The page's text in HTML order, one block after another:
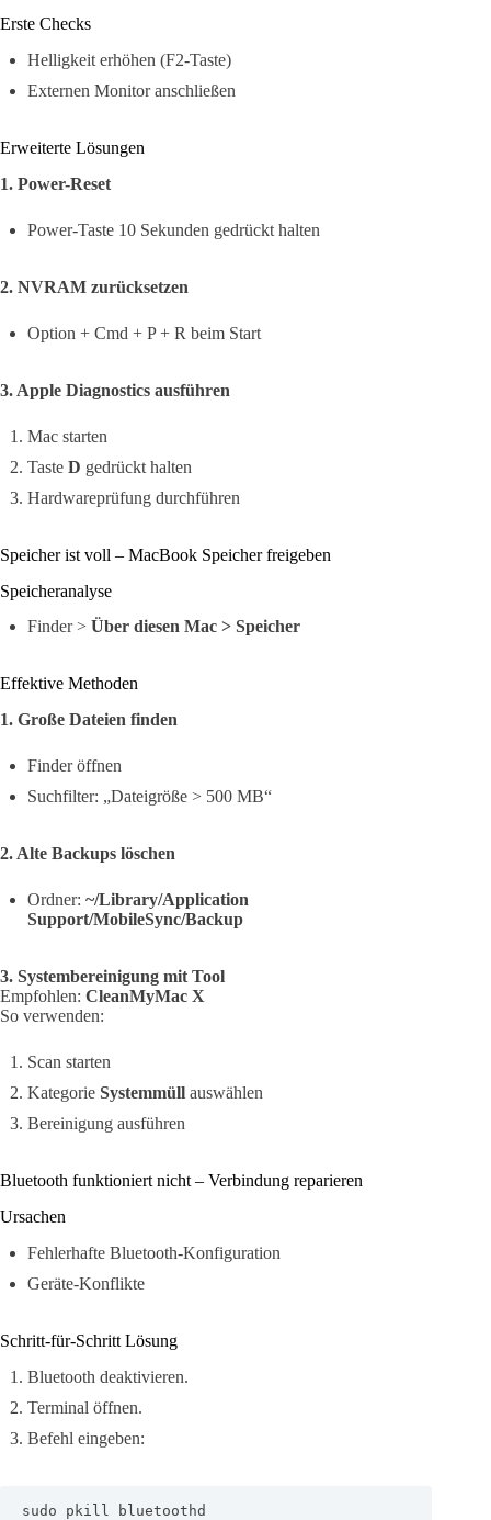
Erste Checks
Helligkeit erhöhen (F2-Taste)
Externen Monitor anschließen
Erweiterte Lösungen
1. Power-Reset
Power-Taste 10 Sekunden gedrückt halten
2. NVRAM zurücksetzen
Option + Cmd + P + R beim Start
3. Apple Diagnostics ausführen
Mac starten
Taste D gedrückt halten
Hardwareprüfung durchführen
Speicher ist voll – MacBook Speicher freigeben
Speicheranalyse
Finder > Über diesen Mac > Speicher
Effektive Methoden
1. Große Dateien finden
Finder öffnen
Suchfilter: „Dateigröße > 500 MB“
2. Alte Backups löschen
Ordner: ~/Library/Application
Support/MobileSync/Backup
3. Systembereinigung mit Tool
Empfohlen: CleanMyMac X
So verwenden:
Scan starten
Kategorie Systemmüll auswählen
Bereinigung ausführen
Bluetooth funktioniert nicht – Verbindung reparieren
Ursachen
Fehlerhafte Bluetooth-Konfiguration
Geräte-Konflikte
Schritt-für-Schritt Lösung
Bluetooth deaktivieren.
Terminal öffnen.
Befehl eingeben:
sudo pkill bluetoothd